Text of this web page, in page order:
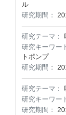
ル
研究期間：
研究テーマ：
研究キーワー
トポンプ
研究期間：
研究テーマ：
研究キーワー
研究期間：